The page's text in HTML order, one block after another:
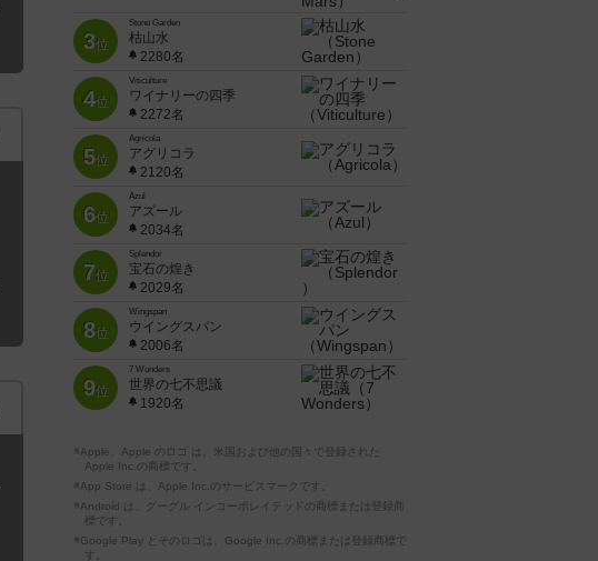
3位
Stone Garden
枯山水
2280名
4位
Viticulture
ワイナリーの四季
2272名
5位
Agricola
アグリコラ
2120名
6位
Azul
アズール
2034名
7位
Splendor
宝石の煌き
2029名
8位
Wingspan
ウイングスパン
2006名
9位
7 Wonders
世界の七不思議
1920名
※Apple、Apple のロゴ は、米国および他の国々で登録された
Apple Inc.の商標です。
※App Store は、Apple Inc.のサービスマークです。
※Android は、グーグル インコーポレイテッドの商標または登録商
標です。
※Google Play とそのロゴは、Google Inc.の商標または登録商標で
す。